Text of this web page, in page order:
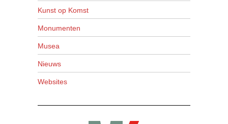
Kunst op Komst
Monumenten
Musea
Nieuws
Websites